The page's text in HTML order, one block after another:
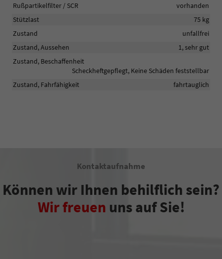
Rußpartikelfilter / SCR
vorhanden
Stützlast
75 kg
Zustand
unfallfrei
Zustand, Aussehen
1, sehr gut
Zustand, Beschaffenheit
Scheckheftgepflegt, Keine Schäden feststellbar
Zustand, Fahrfähigkeit
fahrtauglich
Kontaktaufnahme
Können wir Ihnen behilflich sein?
Wir freuen uns auf Sie!